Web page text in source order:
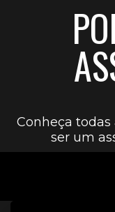
Conheça
ser um